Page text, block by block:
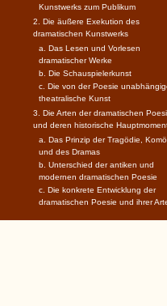
Kunstwerks zum Publikum
2. Die äußere Exekution des
dramatischen Kunstwerks
a. Das Lesen und Vorlesen
dramatischer Werke
b. Die Schauspielerkunst
c. Die von der Poesie
theatralische Kunst
3. Die Arten der dramatischen
und deren historische
a. Das Prinzip der Tragödie,
und des Dramas
b. Unterschied der antiken und
modernen dramatischen Poesie
c. Die konkrete Entwicklung der
dramatischen Poesie und ihrer